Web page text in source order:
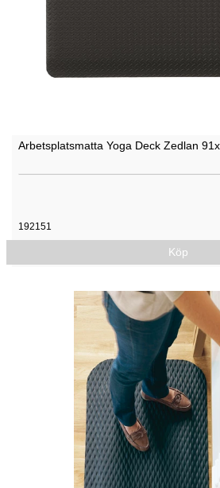
Arbetsplatsmatta Yoga Deck Zedlan
192151
Köp